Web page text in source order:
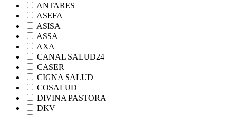
ANTARES
ASEFA
ASISA
ASSA
AXA
CANAL SALUD24
CASER
CIGNA SALUD
COSALUD
DIVINA PASTORA
DKV